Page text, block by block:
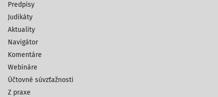
Predpisy
Judikáty
Aktuality
Navigátor
Komentáre
Webináre
Účtovné súvzťažnosti
Z praxe